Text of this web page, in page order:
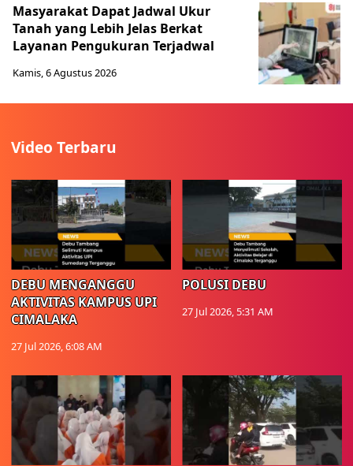
Masyarakat Dapat Jadwal Ukur
Tanah yang Lebih Jelas Berkat
Layanan Pengukuran Terjadwal
Kamis, 6 Agustus 2026
Video Terbaru
DEBU MENGANGGU
AKTIVITAS KAMPUS UPI
CIMALAKA
27 Jul 2026, 6:08 AM
POLUSI DEBU
27 Jul 2026, 5:31 AM